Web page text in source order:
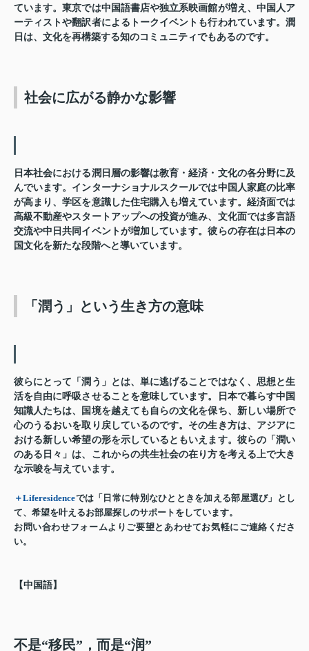
ています。東京では中国語書店や独立系映画館が増え、中国人ア
ーティストや翻訳者によるトークイベントも行われています。潤
日は、文化を再構築する知のコミュニティでもあるのです。
社会に広がる静かな影響
日本社会における潤日層の影響は教育・経済・文化の各分野に及
んでいます。インターナショナルスクールでは中国人家庭の比率
が高まり、学区を意識した住宅購入も増えています。経済面では
高級不動産やスタートアップへの投資が進み、文化面では多言語
交流や中日共同イベントが増加しています。彼らの存在は日本の
国文化を新たな段階へと導いています。
「潤う」という生き方の意味
彼らにとって「潤う」とは、単に逃げることではなく、思想と生
活を自由に呼吸させることを意味しています。日本で暮らす中国
知識人たちは、国境を越えても自らの文化を保ち、新しい場所で
心のうるおいを取り戻しているのです。その生き方は、アジアに
おける新しい希望の形を示しているともいえます。彼らの「潤い
のある日々」は、これからの共生社会の在り方を考える上で大き
な示唆を与えています。
＋Liferesidenceでは「日常に特別なひとときを加える部屋選び」とし
て、希望を叶えるお部屋探しのサポートをしています。
お問い合わせフォームよりご要望とあわせてお気軽にご連絡くださ
い。
【中国語】
不是“移民”，而是“润”